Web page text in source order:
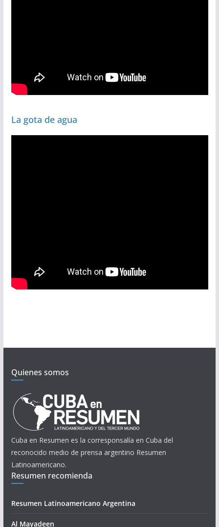
La gota de agua
Quienes somos
Cuba en Resumen es la corresponsalía en Cuba del
reconocido medio de prensa argentino Resumen
Latinoamericano.
Resumen recomienda
Resumen Latinoamericano Argentina
Al Mayadeen